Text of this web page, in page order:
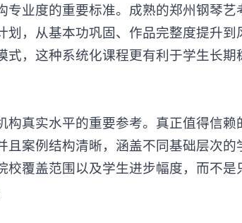
专业度的重要标准。成熟的郑州钢琴艺
，从基本功巩固、作品完整度提升到
，这种系统化课程更有利于学生长期
真实水平的重要参考。真正值得信赖
案例结构清晰，涵盖不同基础层次的
覆盖范围以及学生进步幅度，而不是